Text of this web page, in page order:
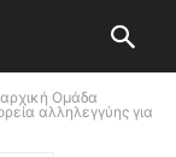
Ομάδα
αλληλεγγύης για